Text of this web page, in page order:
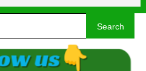
Search